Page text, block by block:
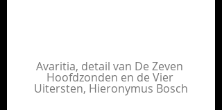
Avaritia, detail van De Zeven
Hoofdzonden en de Vier
Uitersten, Hieronymus Bosch